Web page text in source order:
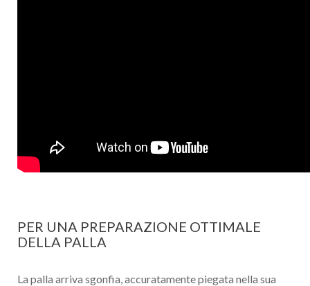
PER UNA PREPARAZIONE OTTIMALE
DELLA PALLA
La palla arriva sgonfia, accuratamente piegata nella sua